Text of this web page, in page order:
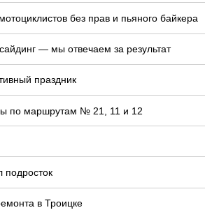
без прав и пьяного байкера
— мы отвечаем за результат
праздник
по маршрутам № 21, 11 и 12
подросток
в Троицке